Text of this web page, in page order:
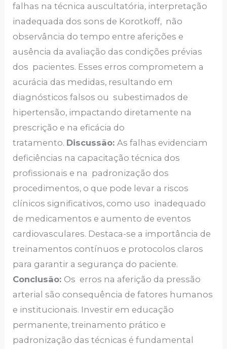
falhas na técnica auscultatória, interpretação
inadequada dos sons de Korotkoff, não
observância do tempo entre aferições e
ausência da avaliação das condições prévias
dos pacientes. Esses erros comprometem a
acurácia das medidas, resultando em
diagnósticos falsos ou subestimados de
hipertensão, impactando diretamente na
prescrição e na eficácia do
tratamento. Discussão:As falhas evidenciam
deficiências na capacitação técnica dos
profissionais e na padronização dos
procedimentos, o que pode levar a riscos
clínicos significativos, como uso inadequado
de medicamentos e aumento de eventos
cardiovasculares. Destaca-se a importância de
treinamentos contínuos e protocolos claros
para garantir a segurança do paciente.
Conclusão: Os erros na aferição da pressão
arterial são consequência de fatores humanos
e institucionais. Investir em educação
permanente, treinamento prático e
padronização das técnicas é fundamental